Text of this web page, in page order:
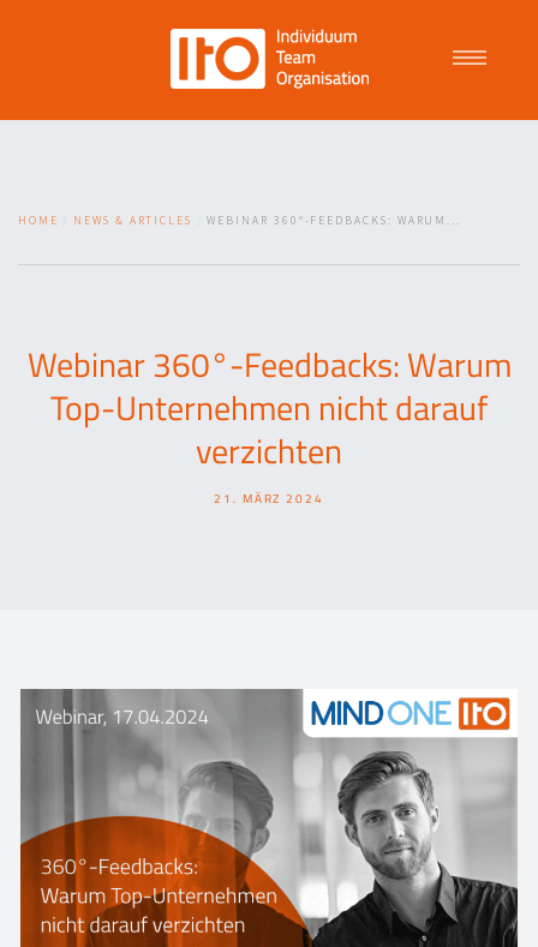
EN
HOME NEWS & ARTICLES WEBINAR 360°-FEEDBACKS: WARUM...
Webinar 360°-Feedbacks: Warum
Top-Unternehmen nicht darauf
verzichten
21. MÄRZ 2024